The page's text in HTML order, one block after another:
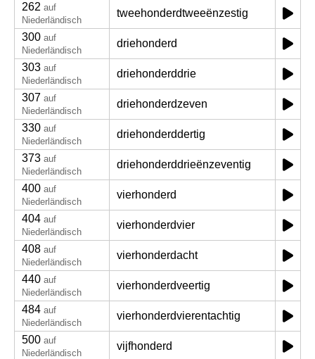
262 auf
Niederländisch
tweehonderdtweeënzestig
300 auf
Niederländisch
driehonderd
303 auf
Niederländisch
driehonderddrie
307 auf
Niederländisch
driehonderdzeven
330 auf
Niederländisch
driehonderddertig
373 auf
Niederländisch
driehonderddrieënzeventig
400 auf
Niederländisch
vierhonderd
404 auf
Niederländisch
vierhonderdvier
408 auf
Niederländisch
vierhonderdacht
440 auf
Niederländisch
vierhonderdveertig
484 auf
Niederländisch
vierhonderdvierentachtig
500 auf
Niederländisch
vijfhonderd